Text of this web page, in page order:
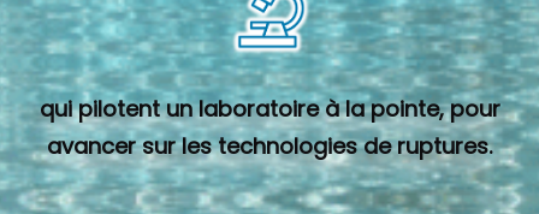
qui pilotent un laboratoire à la pointe, pour
avancer sur les technologies de ruptures.